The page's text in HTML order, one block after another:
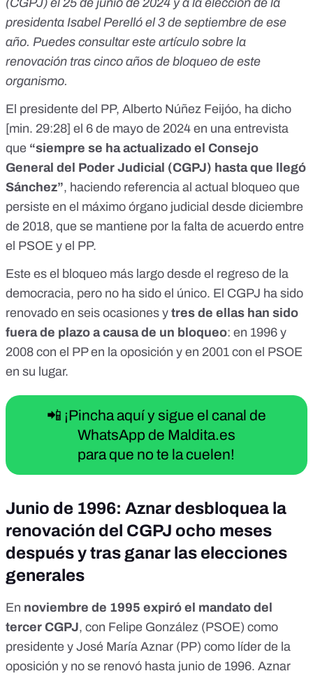
el CGPJ para controlar la justicia El PP de Feijóo es corrupto
y por eso bloquea el CGPJ
https://twitter.com/J_Zaragoza_/status/1536967225738944
515
(CGPJ) el 25 de junio de 2024 y a la elección de la
presidenta Isabel Perelló el 3 de septiembre de ese
año. Puedes consultareste artículo sobre la
renovación tras cinco años de bloqueo de este
organismo.
El presidente del PP, Alberto Núñez Feijóo, ha dicho
[min. 29:28] el 6 de mayo de 2024 en una entrevista
que “siempre se ha actualizado el Consejo
General del Poder Judicial (CGPJ) hasta que llegó
Sánchez”, haciendo referencia al actual bloqueo que
persiste en el máximo órgano judicial desde diciembre
de 2018, que se mantiene por la falta de acuerdo entre
el PSOE y el PP.
Este es el bloqueo más largo desde el regreso de la
democracia, pero no ha sido el único. El CGPJ ha sido
renovado en seis ocasiones y tres de ellas han sido
fuera de plazo a causa de un bloqueo: en 1996 y
2008 con el PP en la oposición y en 2001 con el PSOE
en su lugar.
📲 ¡Pincha aquí y sigue el canal de
WhatsApp de Maldita.es
para que no te la cuelen!
Junio de 1996: Aznar desbloquea la
renovación del CGPJ ocho meses
después y tras ganar las elecciones
generales
En noviembre de 1995 expiró el mandato del
tercer CGPJ, con Felipe González (PSOE) como
presidente y José María Aznar (PP) como líder de la
oposición y no se renovó hasta junio de 1996. Aznar